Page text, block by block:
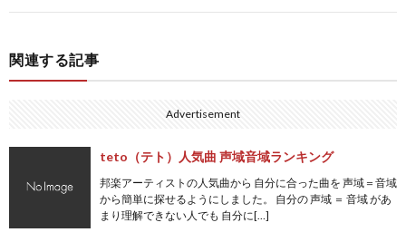
関連する記事
Advertisement
teto（テト）人気曲 声域音域ランキング
邦楽アーティストの人気曲から 自分に合った曲を 声域＝音域
から簡単に探せるようにしました。 自分の 声域 ＝ 音域 があ
まり理解できない人でも 自分に[…]